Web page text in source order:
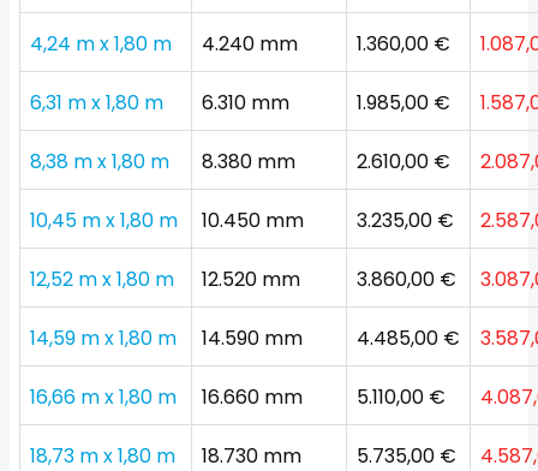
4,24 m x 1,80 m 4.240 mm 1.360,00 €
6,31 m x 1,80 m 6.310 mm 1.985,00 €
8,38 m x 1,80 m 8.380 mm 2.610,00 €
10,45 m x 1,80 m 10.450 mm 3.235,00 €
12,52 m x 1,80 m 12.520 mm 3.860,00 €
14,59 m x 1,80 m 14.590 mm 4.485,00 €
16,66 m x 1,80 m 16.660 mm 5.110,00 €
18,73 m x 1,80 m 18.730 mm 5.735,00 €